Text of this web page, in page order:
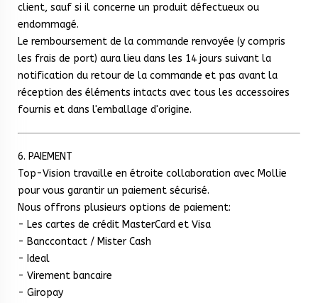
client, sauf si il concerne un produit défectueux ou
endommagé.
Le remboursement de la commande renvoyée (y compris
les frais de port) aura lieu dans les 14 jours suivant la
notification du retour de la commande et pas avant la
réception des éléments intacts avec tous les accessoires
fournis et dans l'emballage d'origine.
6. PAIEMENT
Top-Vision travaille en étroite collaboration avec Mollie
pour vous garantir un paiement sécurisé.
Nous offrons plusieurs options de paiement:
- Les cartes de crédit MasterCard et Visa
- Banccontact / Mister Cash
- Ideal
- Virement bancaire
- Giropay